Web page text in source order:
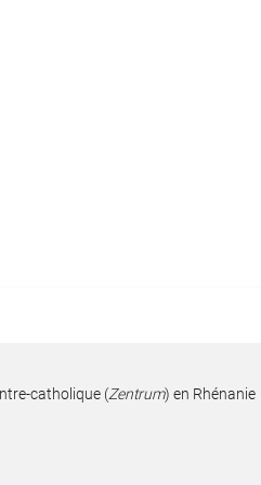
catholique (Zentrum) en Rhénanie